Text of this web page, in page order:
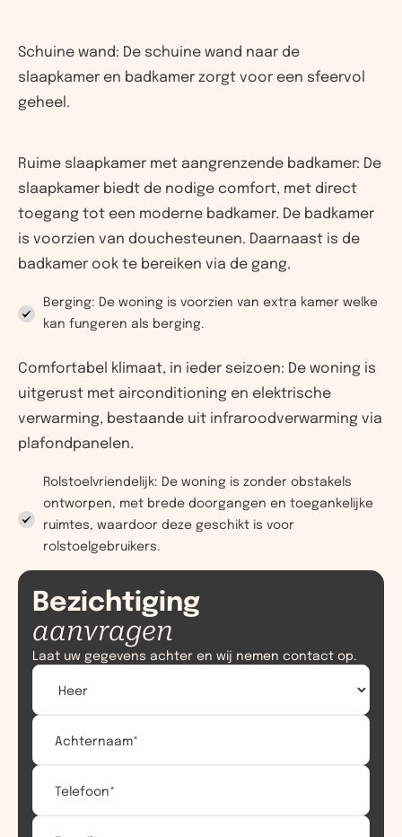
Schuine wand: De schuine wand naar de
slaapkamer en badkamer zorgt voor een sfeervol
geheel.
Ruime slaapkamer met aangrenzende badkamer: De
slaapkamer biedt de nodige comfort, met direct
toegang tot een moderne badkamer. De badkamer
is voorzien van douchesteunen. Daarnaast is de
badkamer ook te bereiken via de gang.
Berging: De woning is voorzien van extra kamer welke
kan fungeren als berging.
Comfortabel klimaat, in ieder seizoen: De woning is
uitgerust met airconditioning en elektrische
verwarming, bestaande uit infraroodverwarming via
plafondpanelen.
Rolstoelvriendelijk: De woning is zonder obstakels
ontworpen, met brede doorgangen en toegankelijke
ruimtes, waardoor deze geschikt is voor
rolstoelgebruikers.
Bezichtiging
aanvragen
Laat uw gegevens achter en wij nemen contact op.